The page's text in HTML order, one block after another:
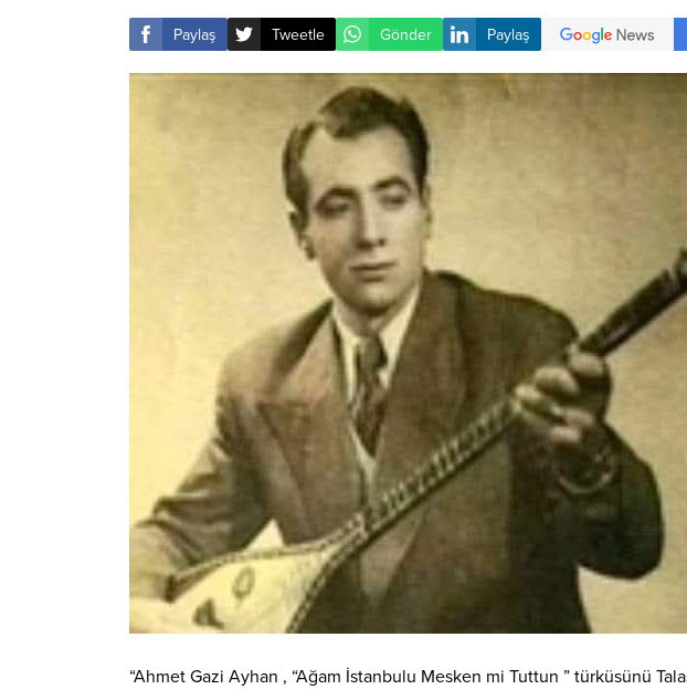
Paylaş Tweetle Gönder Paylaş
“Ahmet Gazi Ayhan , “Ağam İstanbulu Mesken mi Tuttun ” türküsünü